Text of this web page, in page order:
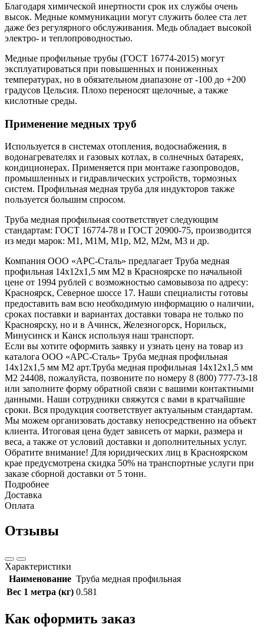
Благодаря химической инертности срок их службы очень
высок. Медные коммуникации могут служить более ста лет
даже без регулярного обслуживания. Медь обладает высокой
электро- и теплопроводностью.
Медные профильные трубы (ГОСТ 16774-2015) могут
эксплуатироваться при повышенных и пониженных
температурах, но в обязательном диапазоне от -100 до +200
градусов Цельсия. Плохо переносят щелочные, а также
кислотные среды.
Применение медных труб
Используется в системах отопления, водоснабжения, в
водонагревателях и газовых котлах, в солнечных батареях,
кондиционерах. Применяется при монтаже газопроводов,
промышленных и гидравлических устройств, тормозных
систем. Профильная медная труба для индукторов также
пользуется большим спросом.
Труба медная профильная соответствует следующим
стандартам: ГОСТ 16774-78 и ГОСТ 20900-75, производится
из меди марок: М1, М1М, М1р, М2, М2м, М3 и др.
Компания ООО «АРС-Сталь» предлагает Труба медная
профильная 14x12x1,5 мм М2 в Красноярске по начальной
цене от 1994 рублей с возможностью самовывоза по адресу:
Красноярск, Северное шоссе 17. Наши специалисты готовы
предоставить вам всю необходимую информацию о наличии,
сроках поставки и вариантах доставки товара не только по
Красноярску, но и в Ачинск, Железногорск, Норильск,
Минусинск и Канск используя наш транспорт.
Если вы хотите оформить заявку и узнать цену на товар из
каталога ООО «АРС-Сталь» Труба медная профильная
14x12x1,5 мм М2 арт.Труба медная профильная 14x12x1,5 мм
М2 24408, пожалуйста, позвоните по номеру 8 (800) 777-73-18
или заполните форму обратной связи с вашими контактными
данными. Наши сотрудники свяжутся с вами в кратчайшие
сроки. Вся продукция соответствует актуальным стандартам.
Мы можем организовать доставку непосредственно на объект
клиента. Итоговая цена будет зависеть от марки, размера и
веса, а также от условий доставки и дополнительных услуг.
Обратите внимание! Для юридических лиц в Красноярском
крае предусмотрена скидка 50% на транспортные услуги при
заказе сборной доставки от 5 тонн.
Подробнее
Доставка
Оплата
Отзывы
Характеристики
Наименование Труба медная профильная
Вес 1 метра (кг) 0.581
Как оформить заказ